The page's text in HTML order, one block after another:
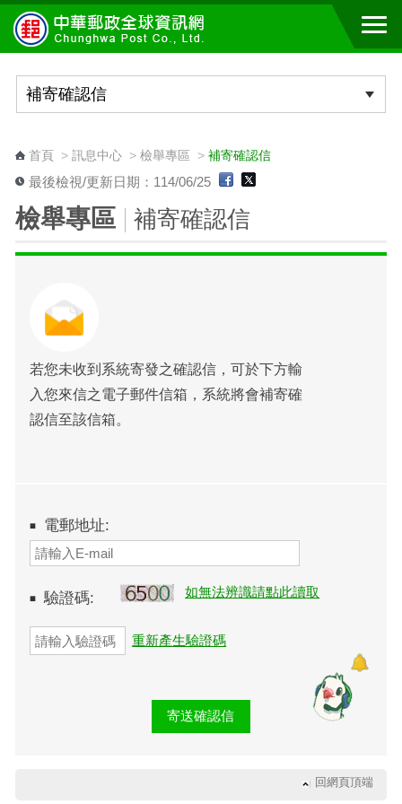
跳到主要內容區塊
首頁> 訊息中心> 檢舉專區 > 補寄確認信
最後檢視/更新日期：114/06/25
檢舉專區 補寄確認信
若您未收到系統寄發之確認信，可於下方輸
入您來信之電子郵件信箱，系統將會補寄確
認信至該信箱。
電郵地址:
驗證碼: 如無法辨識請點此讀取
重新產生驗證碼
回網頁頂端